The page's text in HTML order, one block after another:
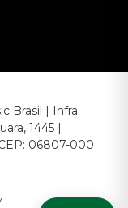
Brasil | Infra
1445 |
06807-000